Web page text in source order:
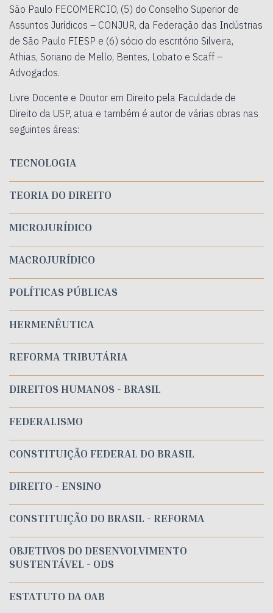
São Paulo FECOMERCIO, (5) do Conselho Superior de
Assuntos Jurídicos – CONJUR, da Federação das Indústrias
de São Paulo FIESP e (6) sócio do escritório Silveira,
Athias, Soriano de Mello, Bentes, Lobato e Scaff –
Advogados.
Livre Docente e Doutor em Direito pela Faculdade de
Direito da USP, atua e também é autor de várias obras nas
seguintes áreas:
TECNOLOGIA
TEORIA DO DIREITO
MICROJURÍDICO
MACROJURÍDICO
POLÍTICAS PÚBLICAS
HERMENÊUTICA
REFORMA TRIBUTÁRIA
DIREITOS HUMANOS - BRASIL
FEDERALISMO
CONSTITUIÇÃO FEDERAL DO BRASIL
DIREITO - ENSINO
CONSTITUIÇÃO DO BRASIL - REFORMA
OBJETIVOS DO DESENVOLVIMENTO
SUSTENTÁVEL - ODS
ESTATUTO DA OAB